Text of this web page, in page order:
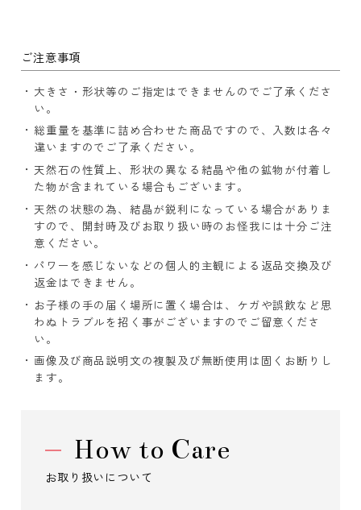
ご注意事項
大きさ・形状等のご指定はできませんのでご了承くださ
い。
総重量を基準に詰め合わせた商品ですので、入数は各々
違いますのでご了承ください。
天然石の性質上、形状の異なる結晶や他の鉱物が付着し
た物が含まれている場合もございます。
天然の状態の為、結晶が鋭利になっている場合がありま
すので、開封時及びお取り扱い時のお怪我には十分ご注
意ください。
パワーを感じないなどの個人的主観による返品交換及び
返金はできません。
お子様の手の届く場所に置く場合は、ケガや誤飲など思
わぬトラブルを招く事がございますのでご留意くださ
い。
画像及び商品説明文の複製及び無断使用は固くお断りし
ます。
How to Care
お取り扱いについて